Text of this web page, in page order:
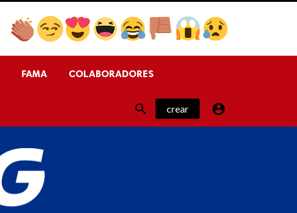
FAMA COLABORADORES
 crear 